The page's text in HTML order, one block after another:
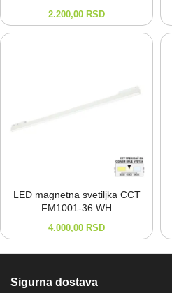
2.200,00 RSD
LED magnetna svetiljka CCT
FM1001-⁠36 WH
4.000,00 RSD
Sigurna dostava